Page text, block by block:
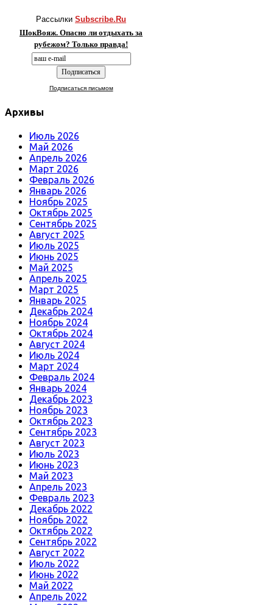
Рассылки Subscribe.Ru
ШокВояж. Опасно ли отдыхать за
рубежом? Только правда!
Подписаться письмом
Архивы
Июль 2026
Май 2026
Апрель 2026
Март 2026
Февраль 2026
Январь 2026
Ноябрь 2025
Октябрь 2025
Сентябрь 2025
Август 2025
Июль 2025
Июнь 2025
Май 2025
Апрель 2025
Март 2025
Январь 2025
Декабрь 2024
Ноябрь 2024
Октябрь 2024
Август 2024
Июль 2024
Март 2024
Февраль 2024
Январь 2024
Декабрь 2023
Ноябрь 2023
Октябрь 2023
Сентябрь 2023
Август 2023
Июль 2023
Июнь 2023
Май 2023
Апрель 2023
Февраль 2023
Декабрь 2022
Ноябрь 2022
Октябрь 2022
Сентябрь 2022
Август 2022
Июль 2022
Июнь 2022
Май 2022
Апрель 2022